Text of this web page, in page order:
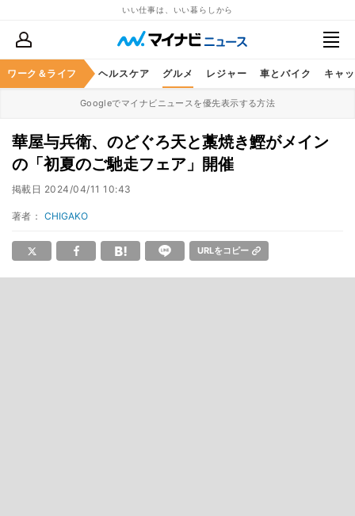
いい仕事は、いい暮らしから
ワーク＆ライフ
マネー 暮らし ヘルスケア グルメ レジャー 車とバイク キャ
Googleでマイナビニュースを優先表示する方法
華屋与兵衛、のどぐろ天と藁焼き鰹がメイン
の「初夏のご馳走フェア」開催
掲載日 2024/04/11 10:43
著者： CHIGAKO
URLをコピー